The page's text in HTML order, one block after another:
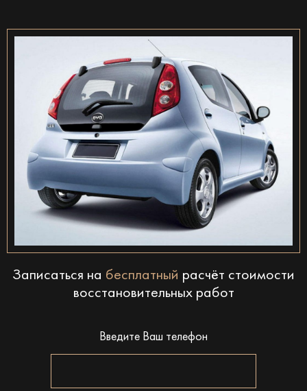
Записаться на бесплатный расчёт стоимости
восстановительных работ
Введите Ваш телефон